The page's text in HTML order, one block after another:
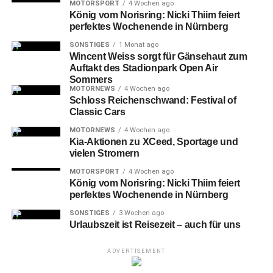
bestmögliche Untersuchung zu Saisonbeginn und legen
im Institut für Sportmedizin des Klinikum Nürnberg den
Grundstein für die bevorstehenden Spielzeiten. Die
Kooperation ermöglicht uns darüber hinaus über das
gesamte Jahr eine ganzheitliche medizinische
Versorgung, bei der wir auf die umfassenden,
fachübergreifend arbeitenden Bereiche des Klinikum
Nürnberg zurückgreifen und künftig neue Aspekte in der
Betreuung unserer Spieler ergänzen können“, sagt Dieter
Hecking, Vorstand Sport des 1. FC Nürnberg, zur
Partnerschaft.
Eingang Klinikum Nürnberg Süd
Klinikum Nürnberg ist eines der größten
der höchsten Leistungsstufe arbeitet das Klinikum
MOTORSPORT 4 Wochen ago
König vom Norisring: Nicki Thiim feiert
perfektes Wochenende in Nürnberg
SONSTIGES 1 Monat ago
Wincent Weiss sorgt für Gänsehaut zum
Auftakt des Stadionpark Open Air
Sommers
MOTORNEWS 4 Wochen ago
Schloss Reichenschwand: Festival of
Classic Cars
MOTORNEWS 4 Wochen ago
Kia-Aktionen zu XCeed, Sportage und
vielen Stromern
MOTORSPORT 4 Wochen ago
König vom Norisring: Nicki Thiim feiert
perfektes Wochenende in Nürnberg
SONSTIGES 3 Wochen ago
Urlaubszeit ist Reisezeit – auch für uns
ADVERTISEMENT